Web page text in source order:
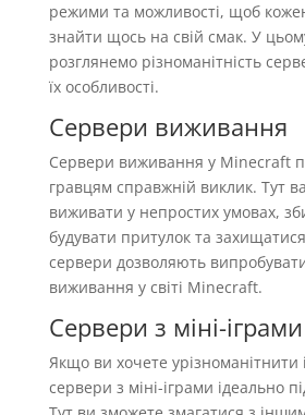
режими та можливості, щоб
знайти щось на свій смак. У
розглянемо різноманітність
їх особливості.
Сервери виживання
Сервери виживання у Minecraft
гравцям справжній виклик. Тут
виживати у непростих умовах,
будувати притулок та
сервери дозволяють
виживання у світі Minecraft.
Сервери з міні-іграми
Якщо ви хочете урізноманітнити
сервери з міні-іграми ідеально